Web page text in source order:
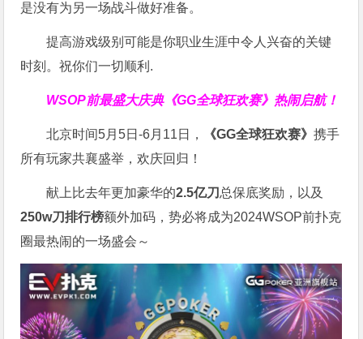
是没有为另一场战斗做好准备。
提高游戏级别可能是你职业生涯中令人兴奋的关键
时刻。祝你们一切顺利.
WSOP前最盛大庆典《GG全球狂欢赛》 热闹启航！
北京时间5月5日-6月11日， 《GG全球狂欢赛》携手
所有玩家共襄盛举，欢庆回归！
献上比去年更加豪华的2.5亿刀 总保底奖励，以及
250w刀排行榜额外加码，势必将成为2024WSOP前扑克
圈最热闹的一场盛会～